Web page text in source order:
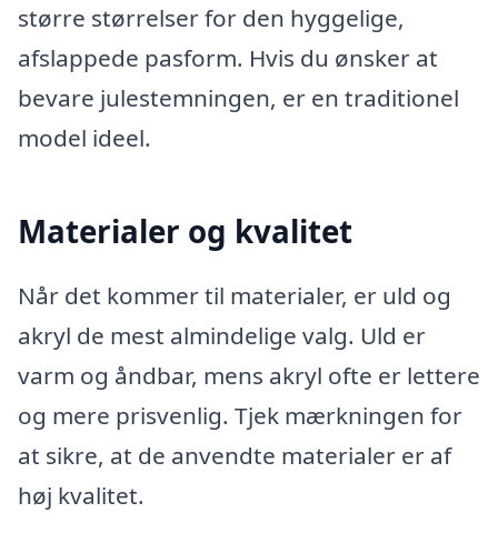
større størrelser for den hyggelige,
afslappede pasform. Hvis du ønsker at
bevare julestemningen, er en traditionel
model ideel.
Materialer og kvalitet
Når det kommer til materialer, er uld og
akryl de mest almindelige valg. Uld er
varm og åndbar, mens akryl ofte er lettere
og mere prisvenlig. Tjek mærkningen for
at sikre, at de anvendte materialer er af
høj kvalitet.